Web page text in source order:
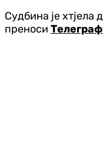
Судбина је
преноси Телеграф